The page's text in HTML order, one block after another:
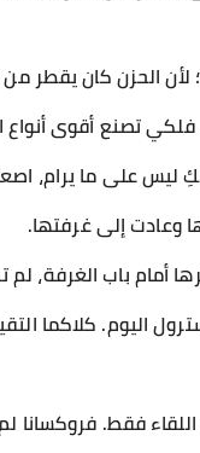
الحزن كان يقطر
تصنع أقوى
ليس على ما يرام،
وعادت إلى غرفتها.
أمام باب الغرفة، لم
اليوم. كلاكما
فقط.